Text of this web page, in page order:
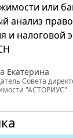
или
анализ
и налоговой
Екатерина
Совета
"АСТОРИУС"